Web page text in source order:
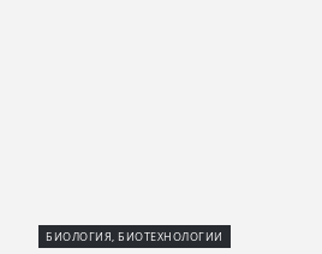
БИОЛОГИЯ, БИОТЕХНОЛОГИИ